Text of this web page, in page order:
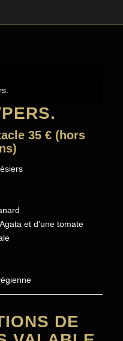
35 € (hors
et d’une tomate
DE